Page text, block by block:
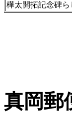
樺太開拓記念碑ら
真岡郵